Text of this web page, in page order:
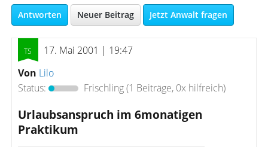
Antworten Neuer Beitrag Jetzt Anwalt fragen
17. Mai 2001 | 19:47
Von Lilo
Status:
Frischling(1 Beiträge, 0x hilfreich)
Urlaubsanspruch im 6monatigen
Praktikum